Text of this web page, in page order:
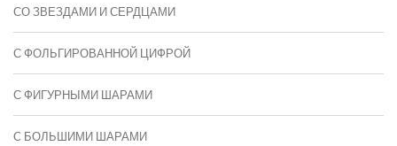
СО ЗВЕЗДАМИ И СЕРДЦАМИ
С ФОЛЬГИРОВАННОЙ ЦИФРОЙ
С ФИГУРНЫМИ ШАРАМИ
C БОЛЬШИМИ ШАРАМИ